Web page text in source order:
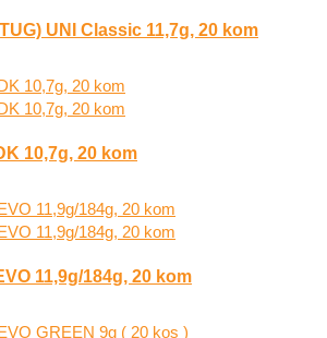
UNI Classic 11,7g, 20 kom
10,7g, 20 kom
11,9g/184g, 20 kom